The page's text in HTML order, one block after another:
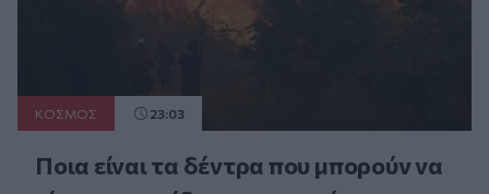
ΚΟΣΜΟΣ 23:03
Ποια είναι τα δέντρα που μπορούν να